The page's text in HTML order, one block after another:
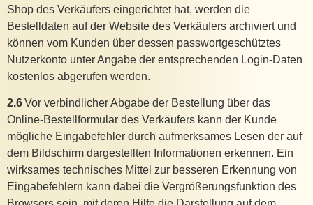
Shop des Verkäufers eingerichtet hat, werden die
Bestelldaten auf der Website des Verkäufers archiviert und
können vom Kunden über dessen passwortgeschütztes
Nutzerkonto unter Angabe der entsprechenden Login-Daten
kostenlos abgerufen werden.
2.6Vor verbindlicher Abgabe der Bestellung über das
Online-Bestellformular des Verkäufers kann der Kunde
mögliche Eingabefehler durch aufmerksames Lesen der auf
dem Bildschirm dargestellten Informationen erkennen. Ein
wirksames technisches Mittel zur besseren Erkennung von
Eingabefehlern kann dabei die Vergrößerungsfunktion des